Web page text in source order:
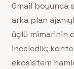
Gmail boyunca
arka plan
üçlü mimarinin
inceledik;
ekosistem